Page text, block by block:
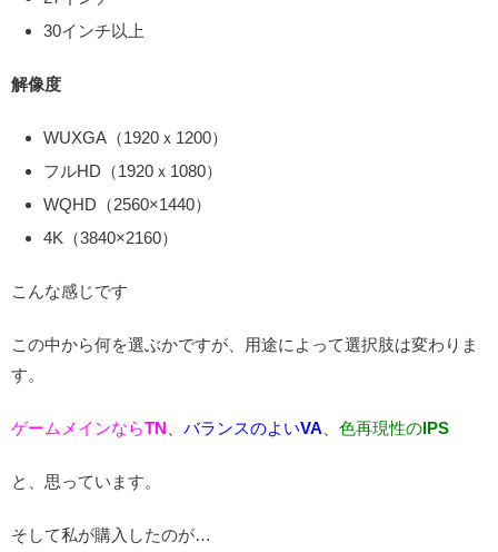
30インチ以上
解像度
WUXGA（1920ｘ1200）
フルHD（1920ｘ1080）
WQHD（2560×1440）
4K（3840×2160）
こんな感じです
この中から何を選ぶかですが、用途によって選択肢は変わりま
す。
ゲームメインならTN バランスのよいVA 色再現性のIPS
と、思っています。
そして私が購入したのが…